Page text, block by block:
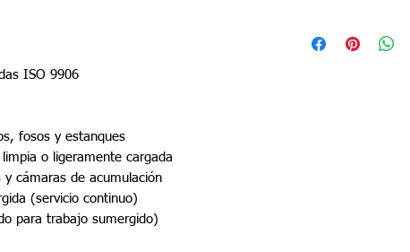
ISO 9906
fosos y estanques
limpia o ligeramente cargada
y cámaras de acumulación
(servicio continuo)
para trabajo sumergido)